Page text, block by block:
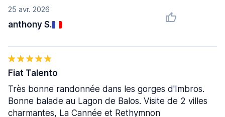
25 avr. 2026
anthony S.
Fiat Talento
Très bonne randonnée dans les gorges d'Imbros.
Bonne balade au Lagon de Balos. Visite de 2 villes
charmantes, La Cannée et Rethymnon